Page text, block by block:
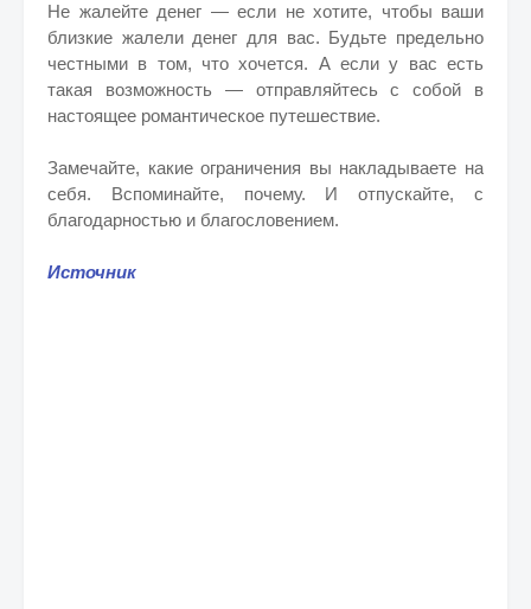
Не жалейте денег — если не хотите, чтобы ваши
близкие жалели денег для вас. Будьте предельно
честными в том, что хочется. А если у вас есть
такая возможность — отправляйтесь с собой в
настоящее романтическое путешествие.
Замечайте, какие ограничения вы накладываете на
себя. Вспоминайте, почему. И отпускайте, с
благодарностью и благословением.
Источник